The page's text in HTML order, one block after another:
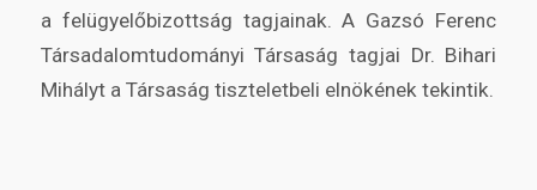
a felügyelőbizottság tagjainak. A Gazsó Ferenc
Társadalomtudományi Társaság tagjai Dr. Bihari
Mihályt a Társaság tiszteletbeli elnökének tekintik.